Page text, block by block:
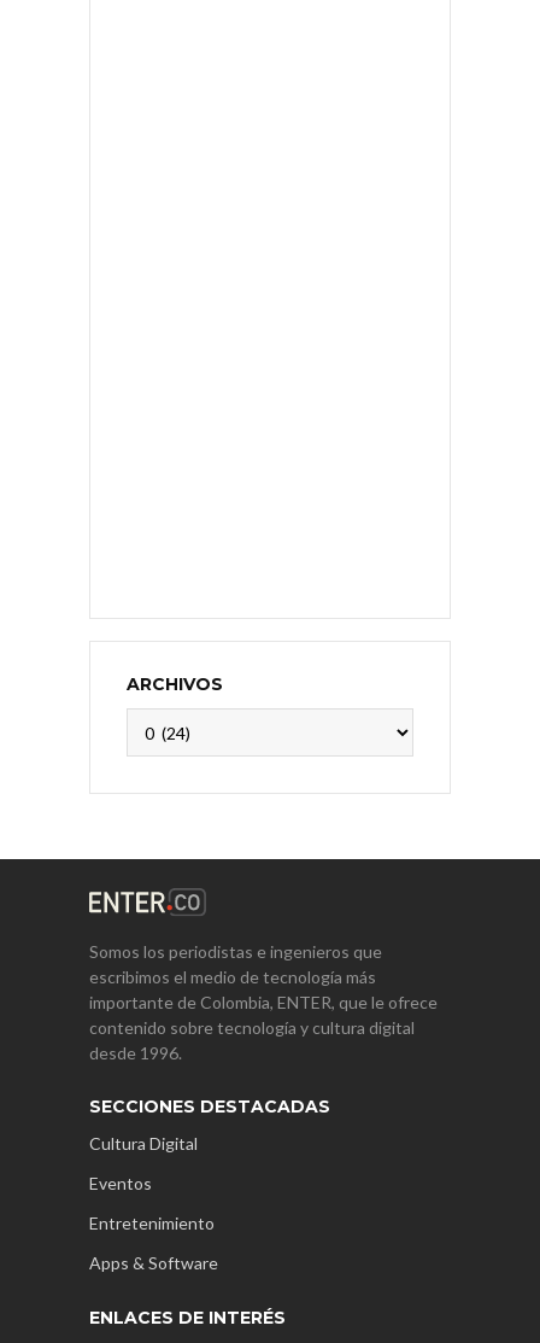
ARCHIVOS
Somos los periodistas e ingenieros que
escribimos el medio de tecnología más
importante de Colombia, ENTER, que le ofrece
contenido sobre tecnología y cultura digital
desde 1996.
SECCIONES DESTACADAS
Cultura Digital
Eventos
Entretenimiento
Apps & Software
ENLACES DE INTERÉS